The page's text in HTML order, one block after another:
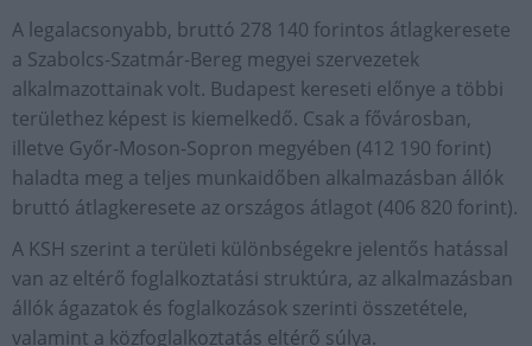
A legalacsonyabb, bruttó 278 140 forintos átlagkeresete
a Szabolcs-Szatmár-Bereg megyei szervezetek
alkalmazottainak volt. Budapest kereseti előnye a többi
területhez képest is kiemelkedő. Csak a fővárosban,
illetve Győr-Moson-Sopron megyében (412 190 forint)
haladta meg a teljes munkaidőben alkalmazásban állók
bruttó átlagkeresete az országos átlagot (406 820 forint).
A KSH szerint a területi különbségekre jelentős hatással
van az eltérő foglalkoztatási struktúra, az alkalmazásban
állók ágazatok és foglalkozások szerinti összetétele,
valamint a közfoglalkoztatás eltérő súlya.